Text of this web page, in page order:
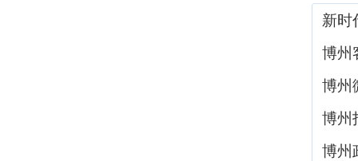
新时
博州
博州
博州
博州